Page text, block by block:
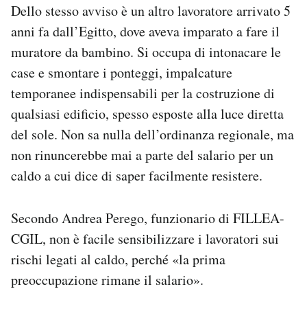
Dello stesso avviso è un altro lavoratore arrivato 5
anni fa dall’Egitto, dove aveva imparato a fare il
muratore da bambino. Si occupa di intonacare le
case e smontare i ponteggi, impalcature
temporanee indispensabili per la costruzione di
qualsiasi edificio, spesso esposte alla luce diretta
del sole. Non sa nulla dell’ordinanza regionale, ma
non rinuncerebbe mai a parte del salario per un
caldo a cui dice di saper facilmente resistere.
Secondo Andrea Perego, funzionario di FILLEA-
CGIL, non è facile sensibilizzare i lavoratori sui
rischi legati al caldo, perché «la prima
preoccupazione rimane il salario».